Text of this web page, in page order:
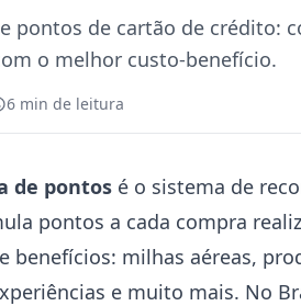
pontos de cartão de crédito:
o melhor custo-benefício.
6 min de leitura
de pontos é o sistema de
pontos a cada compra
benefícios: milhas aéreas,
e muito mais. No